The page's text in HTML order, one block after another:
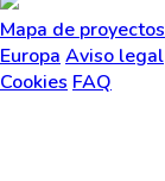
Mapa de proyectos
Europa Aviso legal
Cookies FAQ